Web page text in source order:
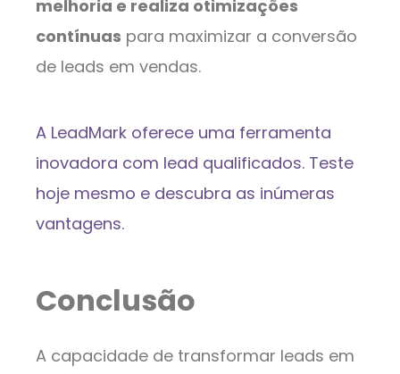
melhoria e realiza otimizações
contínuas para maximizar a conversão
de leads em vendas.
A LeadMark oferece uma ferramenta
inovadora com lead qualificados. Teste
hoje mesmo e descubra as inúmeras
vantagens.
Conclusão
A capacidade de transformar leads em